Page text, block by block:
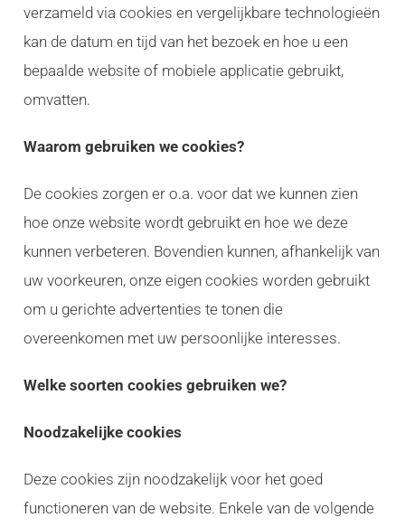
verzameld via cookies en vergelijkbare technologieën
kan de datum en tijd van het bezoek en hoe u een
bepaalde website of mobiele applicatie gebruikt,
omvatten.
Waarom gebruiken we cookies?
De cookies zorgen er o.a. voor dat we kunnen zien
hoe onze website wordt gebruikt en hoe we deze
kunnen verbeteren. Bovendien kunnen, afhankelijk van
uw voorkeuren, onze eigen cookies worden gebruikt
om u gerichte advertenties te tonen die
overeenkomen met uw persoonlijke interesses.
Welke soorten cookies gebruiken we?
Noodzakelijke cookies
Deze cookies zijn noodzakelijk voor het goed
functioneren van de website. Enkele van de volgende